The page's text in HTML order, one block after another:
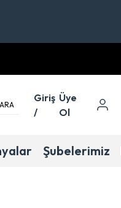
ARA
Giriş
/
Üye
Ol
Şubelerimiz